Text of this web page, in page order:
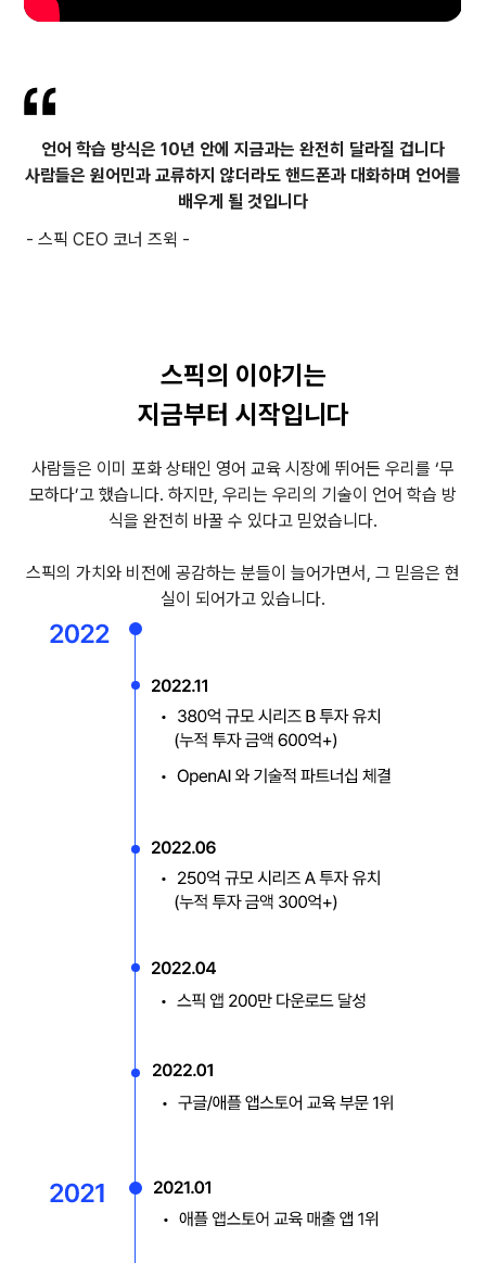
언어 학습 방식은 10년 안에 지금과는 완전히 달라질 겁니다
사람들은 원어민과 교류하지 않더라도 핸드폰과 대화하며 언어를
배우게 될 것입니다
- 스픽 CEO 코너 즈윅 -
스픽의 이야기는
지금부터 시작입니다
사람들은 이미 포화 상태인 영어 교육 시장에 뛰어든 우리를 ‘무
모하다’고 했습니다. 하지만, 우리는 우리의 기술이 언어 학습 방
식을 완전히 바꿀 수 있다고 믿었습니다.
스픽의 가치와 비전에 공감하는 분들이 늘어가면서, 그 믿음은 현
실이 되어가고 있습니다.